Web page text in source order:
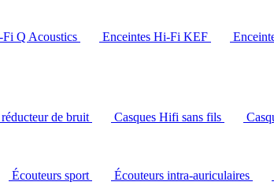
Q Acoustics Enceintes Hi-Fi KEF
de bruit Casques Hifi sans fils
Écouteurs sport Écouteurs intra-auriculaires